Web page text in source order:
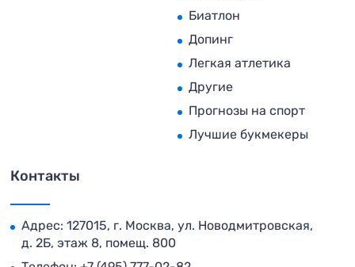
Биатлон
Допинг
Легкая атлетика
Другие
Прогнозы на спорт
Лучшие букмекеры
Контакты
Адрес: 127015, г. Москва, ул. Новодмитровская,
д. 2Б, этаж 8, помещ. 800